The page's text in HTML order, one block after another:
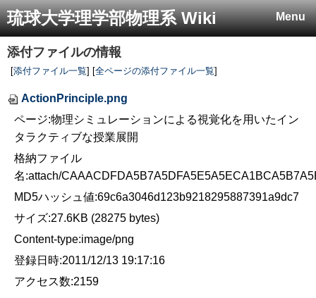
Menu
琉球大学理学部物理系 Wiki
添付ファイルの情報
[添付ファイル一覧] [全ページの添付ファイル一覧]
ActionPrinciple.png
ページ:物理シミュレーションによる視覚化を用いたイン
タラクティブな授業展開
格納ファイル
名:attach/
MD5ハッシュ値:69c6a3046d123b9218295887391a9dc7
サイズ:27.6KB (28275 bytes)
Content-type:image/png
登録日時:2011/12/13 19:17:16
アクセス数:2159